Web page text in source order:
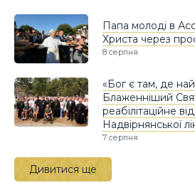
Папа молоді в
Христа через
8 серпня
«Бог є там, де
Блаженніший
реабілітаційне
Надвірнянської
7 серпня
Дивитися ще